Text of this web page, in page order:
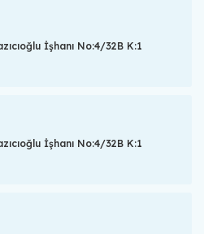
İşhanı No:4/32B K:1
İşhanı No:4/32B K:1